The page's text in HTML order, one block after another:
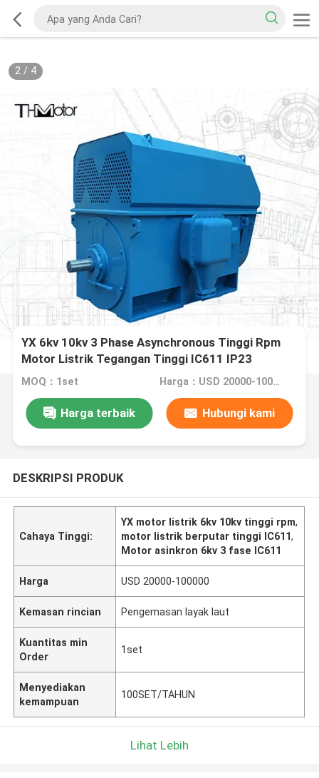
2/ 4
YX 6kv 10kv 3 Phase Asynchronous Tinggi Rpm
Motor Listrik Tegangan Tinggi IC611 IP23
MOQ：1set Harga：USD 20000-100000
Harga terbaik Hubungi kami
DESKRIPSI PRODUK
Cahaya Tinggi:
YX motor listrik 6kv 10kv tinggi rpm,
motor listrik berputar tinggi IC611,
Motor asinkron 6kv 3 fase IC611
Harga USD 20000-100000
Kemasan rincian Pengemasan layak laut
Kuantitas min
Order
1set
Menyediakan
kemampuan
100SET/TAHUN
Lihat Lebih